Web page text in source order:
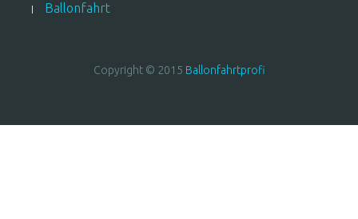
Ballonfahrt
Copyright © 2015 Ballonfahrtprofi